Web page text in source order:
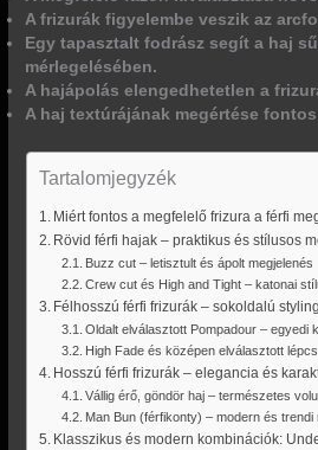
A frizurák figyelembe veszik az
Egy tapasztalt fodrász segít a haj
mérlegelésében.
A hajápolás elengedhetetlen a
A haj textúrájának megértése
Tartalomjegyzék
Miért fontos a megfelelő frizura a férfi
Rövid férfi hajak – praktikus és stílusos
Buzz cut – letisztult és ápolt megjelenés
Crew cut és High and Tight – katonai
Félhosszú férfi frizurák – sokoldalú
Oldalt elválasztott Pompadour – egyedi
High Fade és középen elválasztott
Hosszú férfi frizurák – elegancia és
Vállig érő, göndör haj – természetes
Man Bun (férfikonty) – modern és trendi
Klasszikus és modern kombinációk: